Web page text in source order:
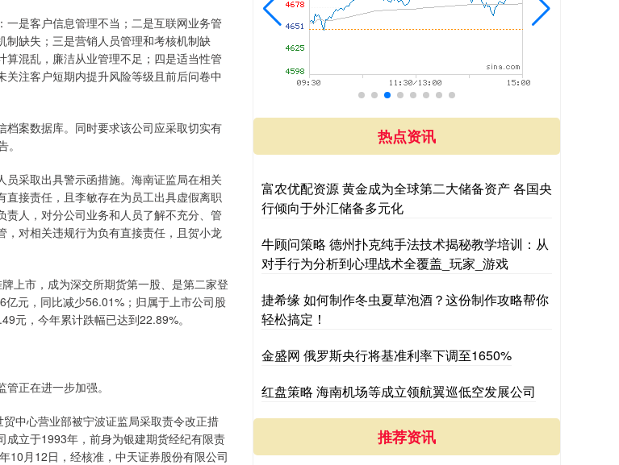
是客户信息管理不当；二是互联网业务管
缺失；三是营销人员管理和考核机制缺
混乱，廉洁从业管理不足；四是适当性管
注客户短期内提升风险等级且前后问卷中
案数据库。同时要求该公司应采取切实有
采取出具警示函措施。海南证监局在相关
接责任，且李敏存在为员工出具虚假离职
人，对分公司业务和人员了解不充分、管
对相关违规行为负有直接责任，且贺小龙
上市，成为深交所期货第一股、是第二家登
元，同比减少56.01%；归属于上市公司股
元，今年累计跌幅已达到22.89%。
正在进一步加强。
中心营业部被宁波证监局采取责令改正措
立于1993年，前身为银建期货经纪有限责
10月12日，经核准，中天证券股份有限公司
热点资讯
富农优配资源 黄金成为全球第二大储备资产 各国央
行倾向于外汇储备多元化
牛顾问策略 德州扑克纯手法技术揭秘教学培训：从
对手行为分析到心理战术全覆盖_玩家_游戏
捷希缘 如何制作冬虫夏草泡酒？这份制作攻略帮你
轻松搞定！
金盛网 俄罗斯央行将基准利率下调至1650%
红盘策略 海南机场等成立领航翼巡低空发展公司
推荐资讯